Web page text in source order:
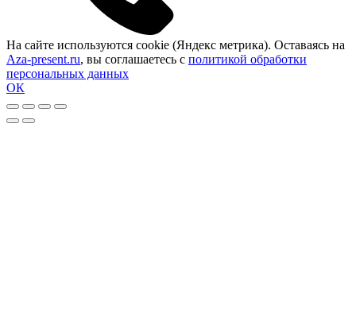
На сайте используются cookie (Яндекс метрика). Оставаясь на
Aza-present.ru, вы соглашаетесь с политикой обработки
персональных данных
ОК